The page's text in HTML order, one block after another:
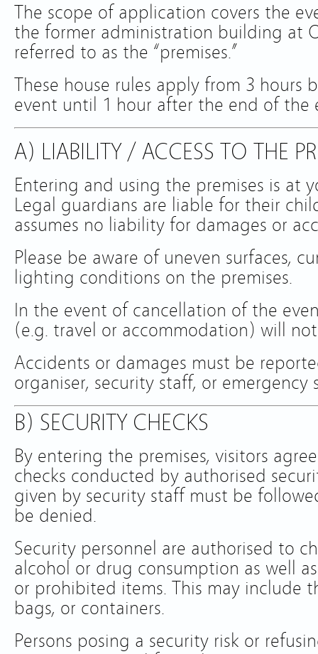
The scope of application covers the
the former administration building at
referred to as the “premises.”
These house rules apply from 3 hours
event until 1 hour after the end of the
A) LIABILITY / ACCESS TO THE
Entering and using the premises is at
Legal guardians are liable for their
assumes no liability for damages or
Please be aware of uneven surfaces,
lighting conditions on the premises.
In the event of cancellation of the
(e.g. travel or accommodation) will
Accidents or damages must be
organiser, security staff, or emergency
B) SECURITY CHECKS
By entering the premises, visitors
checks conducted by authorised
given by security staff must be
be denied.
Security personnel are authorised to
alcohol or drug consumption as well
or prohibited items. This may include
bags, or containers.
Persons posing a security risk or